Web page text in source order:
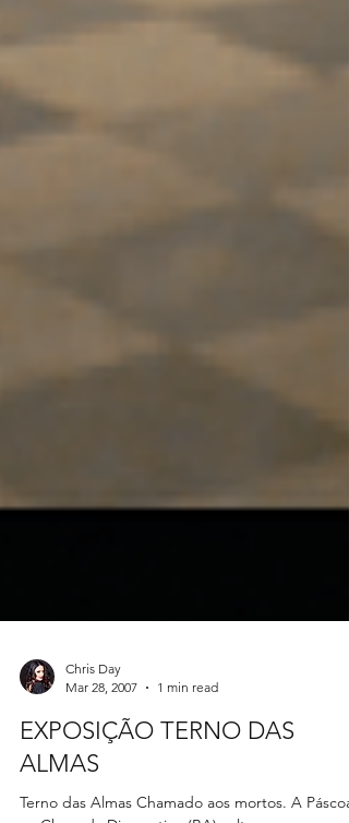
Mar 28, 2007
1 min read
EXPOSIÇÃO TERNO DAS
ALMAS